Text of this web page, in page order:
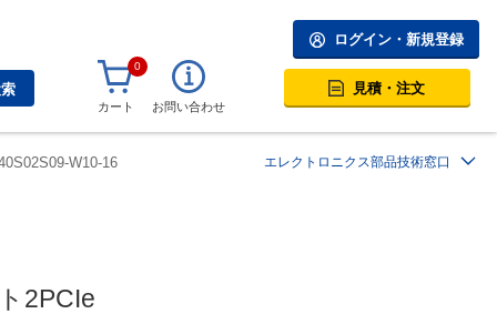
ログイン・新規登録
0
カート お問い合わせ
見積・注文
W10-16 エレクトロニクス部品技術窓口
2PCIe